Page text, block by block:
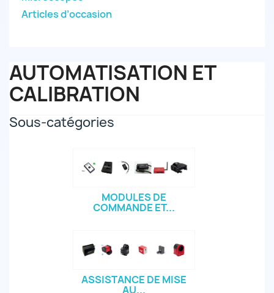
Articles d’occasion
AUTOMATISATION ET
CALIBRATION
Sous-catégories
MODULES DE
COMMANDE ET...
ASSISTANCE DE MISE
AU...